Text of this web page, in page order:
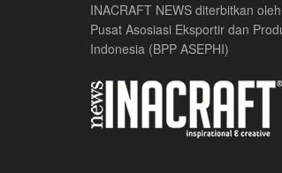
INACRAFT NEWS diterbitkan
Pusat Asosiasi Eksportir dan
Indonesia (BPP ASEPHI)